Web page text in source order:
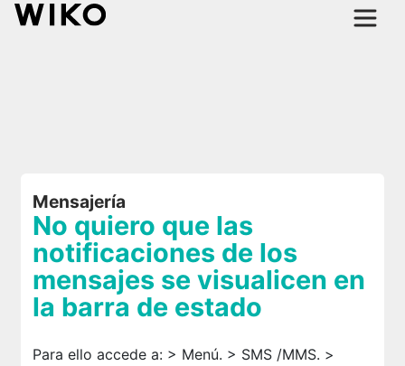
Mensajería
No quiero que las
notificaciones de los
mensajes se visualicen en
la barra de estado
Para ello accede a: > Menú. > SMS /MMS. >